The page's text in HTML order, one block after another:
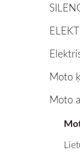
Moto
Moto